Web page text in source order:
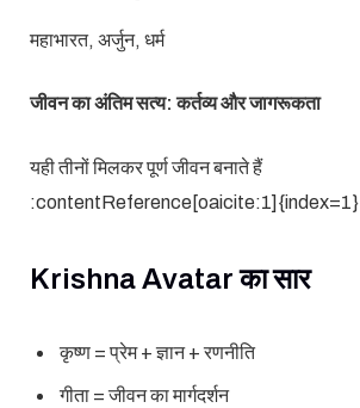
महाभारत, अर्जुन, धर्म
जीवन का अंतिम सत्य: कर्तव्य और जागरूकता
यही तीनों मिलकर पूर्ण जीवन बनाते हैं
:contentReference[oaicite:1]{index=1}
Krishna Avatar का सार
कृष्ण = प्रेम + ज्ञान + रणनीति
गीता = जीवन का मार्गदर्शन